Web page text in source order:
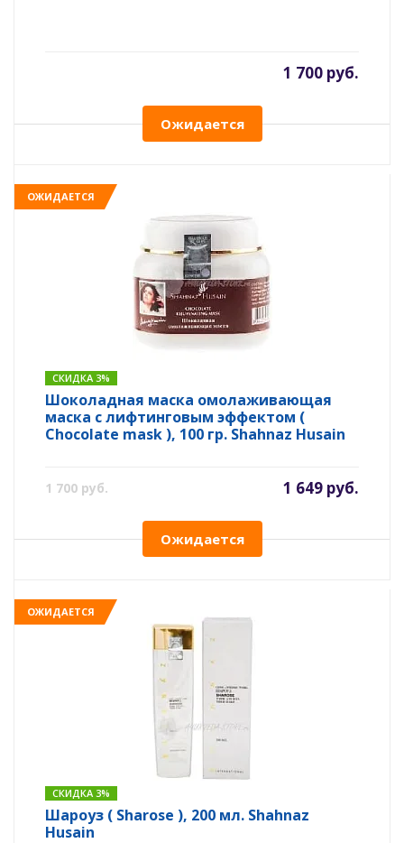
1 700 руб.
Ожидается
ОЖИДАЕТСЯ
СКИДКА 3%
Шоколадная маска омолаживающая
маска с лифтинговым эффектом (
Chocolate mask ), 100 гр. Shahnaz Husain
1 700 руб. 1 649 руб.
Ожидается
ОЖИДАЕТСЯ
СКИДКА 3%
Шароуз ( Sharose ), 200 мл. Shahnaz
Husain